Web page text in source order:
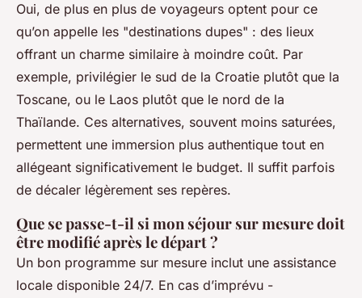
Oui, de plus en plus de voyageurs optent pour ce
qu’on appelle les "destinations dupes" : des lieux
offrant un charme similaire à moindre coût. Par
exemple, privilégier le sud de la Croatie plutôt que la
Toscane, ou le Laos plutôt que le nord de la
Thaïlande. Ces alternatives, souvent moins saturées,
permettent une immersion plus authentique tout en
allégeant significativement le budget. Il suffit parfois
de décaler légèrement ses repères.
Que se passe-t-il si mon séjour sur mesure doit
être modifié après le départ ?
Un bon programme sur mesure inclut une assistance
locale disponible 24/7. En cas d’imprévu -